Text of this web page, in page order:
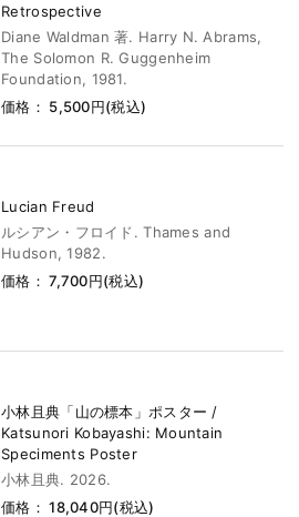
Retrospective
Diane Waldman 著. Harry N. Abrams,
The Solomon R. Guggenheim
Foundation, 1981.
価格： 5,500円(税込)
Lucian Freud
ルシアン・フロイド. Thames and
Hudson, 1982.
価格： 7,700円(税込)
小林且典「山の標本」ポスター /
Katsunori Kobayashi: Mountain
Speciments Poster
小林且典. 2026.
価格： 18,040円(税込)